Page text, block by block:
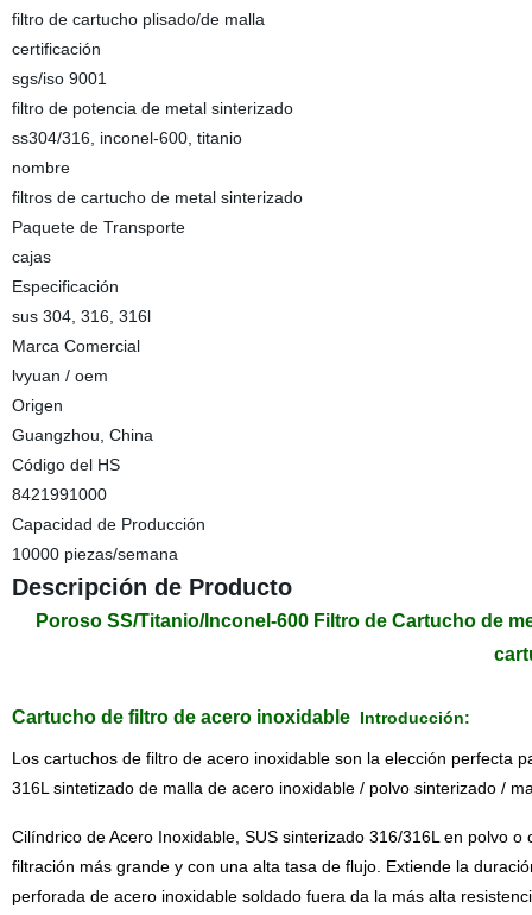
filtro de cartucho plisado/de malla
certificación
sgs/iso 9001
filtro de potencia de metal sinterizado
ss304/316, inconel-600, titanio
nombre
filtros de cartucho de metal sinterizado
Paquete de Transporte
cajas
Especificación
sus 304, 316, 316l
Marca Comercial
lvyuan / oem
Origen
Guangzhou, China
Código del HS
8421991000
Capacidad de Producción
10000 piezas/semana
Descripción de Producto
Poroso SS/Titanio/Inconel-600 Filtro de Cartucho de
Cartucho de filtro de acero inoxidable Introducción:
Los cartuchos de filtro de acero inoxidable son la elección perfecta
316L sintetizado de malla de acero inoxidable / polvo sinterizado /
Cilíndrico de Acero Inoxidable, SUS sinterizado 316/316L en polvo
filtración más grande y con una alta tasa de flujo. Extiende la
perforada de acero inoxidable soldado fuera da la más alta